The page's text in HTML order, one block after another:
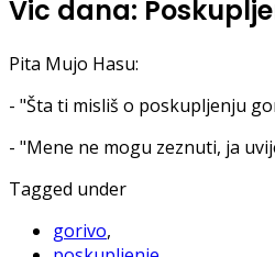
Vic dana:
Pita Mujo Hasu:
- "Šta ti misliš o poskupljenju
- "Mene ne mogu zeznuti, ja
Tagged under
gorivo,